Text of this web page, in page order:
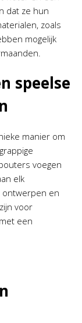
dat ze hun
zoals
mogelijk
speelse
manier om
voegen
elk
ontwerpen en
voor
een